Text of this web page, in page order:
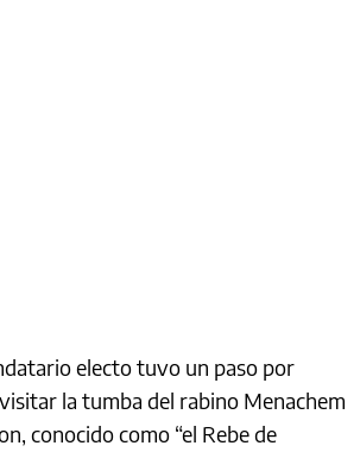
electo tuvo un paso por
la tumba del rabino Menachem
conocido como “el Rebe de